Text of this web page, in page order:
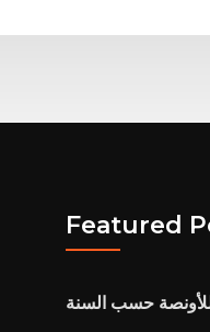
Featured
حسب السنة